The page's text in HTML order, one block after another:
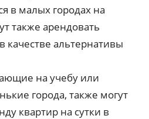
в малых городах на
также арендовать
качестве альтернативы
на учебу или
города, также могут
квартир на сутки в